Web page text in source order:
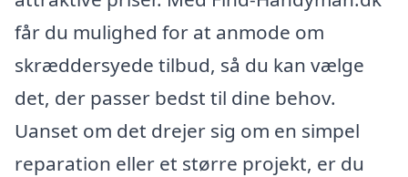
får du mulighed for at anmode om
skræddersyede tilbud, så du kan vælge
det, der passer bedst til dine behov.
Uanset om det drejer sig om en simpel
reparation eller et større projekt, er du